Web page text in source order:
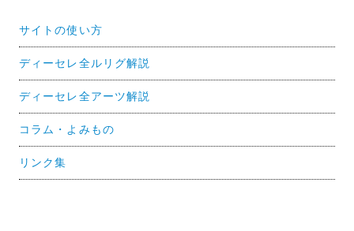
サイトの使い方
ディーセレ全ルリグ解説
ディーセレ全アーツ解説
コラム・よみもの
リンク集